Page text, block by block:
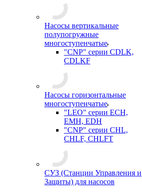
Насосы вертикальные
полупогружные
многоступенчатые
"CNP" серии CDLK,
CDLKF
Насосы горизонтальные
многоступенчатые
"LEO" серии ECH,
EMH, EDH
"CNP" серии CHL,
CHLF, CHLFT
СУЗ (Станции Управления и
Защиты) для насосов